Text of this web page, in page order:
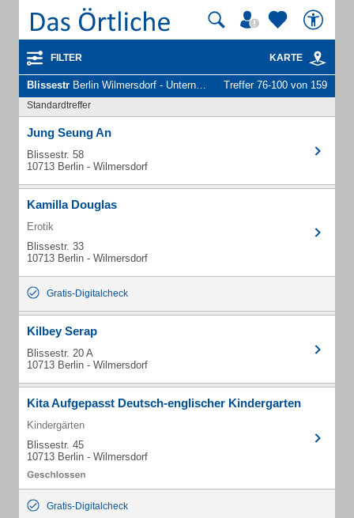
FILTER KARTE
Blissestr Berlin Wilmersdorf - Unternehmen und Personen Treffer 76-100 von 159
Standardtreffer
Jung Seung An
Blissestr. 58
10713 Berlin - Wilmersdorf
Kamilla Douglas
Erotik
Blissestr. 33
10713 Berlin - Wilmersdorf
Gratis-Digitalcheck
Kilbey Serap
Blissestr. 20 A
10713 Berlin - Wilmersdorf
Kita Aufgepasst Deutsch-englischer Kindergarten
Kindergärten
Blissestr. 45
10713 Berlin - Wilmersdorf
Gratis-Digitalcheck